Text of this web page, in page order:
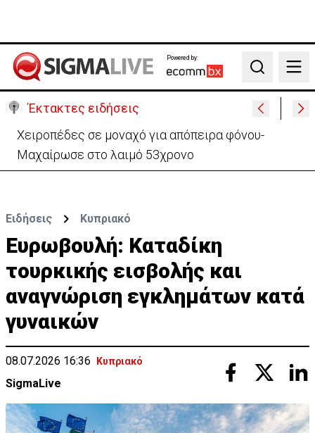
Powered by:
Search
Έκτακτες ειδήσεις
Χειροπέδες σε μοναχό για απόπειρα φόνου-
Μαχαίρωσε στο λαιμό 53χρονο
Ειδήσεις Κυπριακό
Ευρωβουλή: Καταδίκη
τουρκικής εισβολής και
αναγνώριση εγκλημάτων κατά
γυναικών
08.07.2026 16:36 Κυπριακό
SigmaLive